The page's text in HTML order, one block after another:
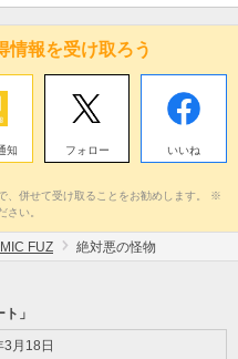
情報を受け取ろう
知 フォロー いいね
、併せて受け取ることをお勧めします。 ※
さい。
FUZ 絶対悪の怪物
」
月18日